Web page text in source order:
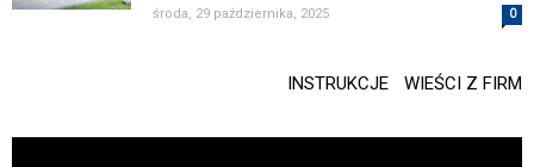
środa, 29 października, 2025 0
INSTRUKCJE WIEŚCI Z FIRM